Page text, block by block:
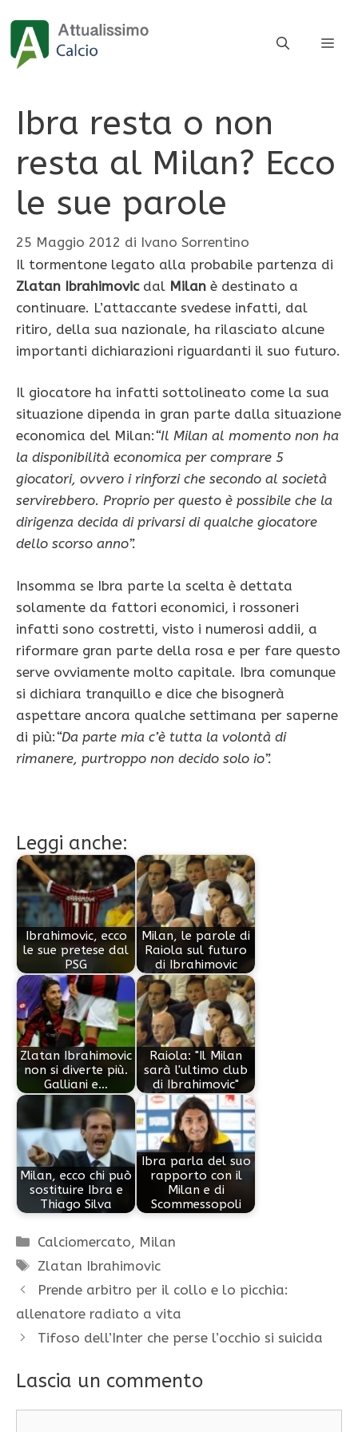
contenuto
Ibra resta o non
resta al Milan? Ecco
le sue parole
25 Maggio 2012 di Ivano Sorrentino
Il tormentone legato alla probabile partenza di
Zlatan Ibrahimovicdal Milan è destinato a
continuare. L’attaccante svedese infatti, dal
ritiro, della sua nazionale, ha rilasciato alcune
importanti dichiarazioni riguardanti il suo futuro.
Il giocatore ha infatti sottolineato come la sua
situazione dipenda in gran parte dalla situazione
economica del Milan:“Il Milan al momento non ha
la disponibilità economica per comprare 5
giocatori, ovvero i rinforzi che secondo al società
servirebbero. Proprio per questo è possibile che la
dirigenza decida di privarsi di qualche giocatore
dello scorso anno”.
Insomma se Ibra parte la scelta è dettata
solamente da fattori economici, i rossoneri
infatti sono costretti, visto i numerosi addii, a
riformare gran parte della rosa e per fare questo
serve ovviamente molto capitale. Ibra comunque
si dichiara tranquillo e dice che bisognerà
aspettare ancora qualche settimana per saperne
di più:“Da parte mia c’è tutta la volontà di
rimanere, purtroppo non decido solo io”.
Leggi anche:
Ibrahimovic, ecco
le sue pretese dal
PSG
Milan, le parole di
Raiola sul futuro
di Ibrahimovic
Zlatan Ibrahimovic
non si diverte più.
Galliani e…
Raiola: "Il Milan
sarà l'ultimo club
di Ibrahimovic"
Milan, ecco chi può
sostituire Ibra e
Thiago Silva
Ibra parla del suo
rapporto con il
Milan e di
Scommessopoli
Categorie
Calciomercato, Milan
Tag
Zlatan Ibrahimovic
Prende arbitro per il collo e lo picchia:
allenatore radiato a vita
Tifoso dell’Inter che perse l’occhio si suicida
Lascia un commento